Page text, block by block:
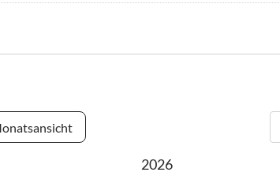
• Nordic Walking
beobachten
nicht von den Sperrschildern irritieren !
Am Berg 11, 54426 Gräfendhron.
2026